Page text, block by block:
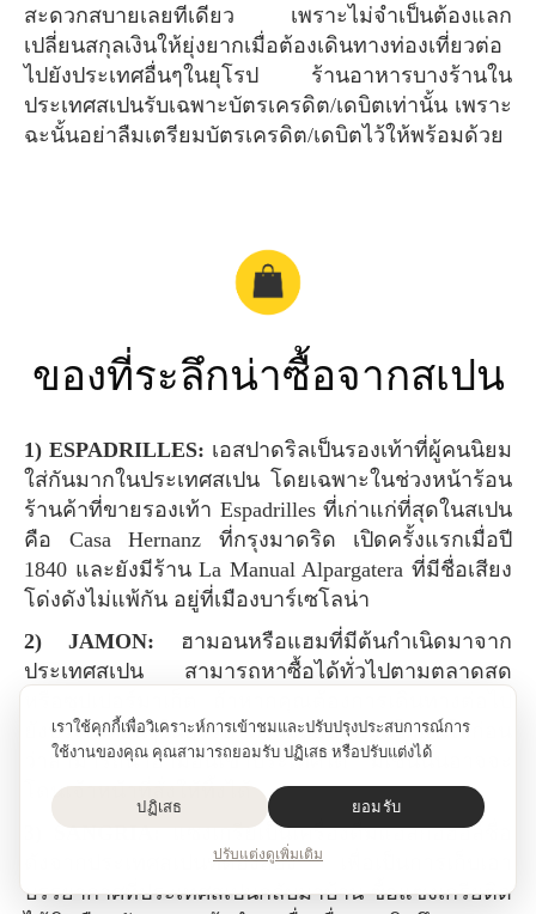
เราใช้คุกกี้เพื่อวิเคราะห์การเข้าชมและปรับปรุงประสบการณ์การ
ใช้งานของคุณ คุณสามารถยอมรับ ปฏิเสธ หรือปรับแต่งได้
ปฏิเสธ ยอมรับ
ปรับแต่งดูเพิ่มเติม
สะดวกสบายเลยทีเดียว เพราะไม่จำเป็นต้องแลก
เปลี่ยนสกุลเงินให้ยุ่งยากเมื่อต้องเดินทางท่องเที่ยวต่อ
ไปยังประเทศอื่นๆในยุโรป ร้านอาหารบางร้านใน
ประเทศสเปนรับเฉพาะบัตรเครดิต/เดบิตเท่านั้น เพราะ
ฉะนั้นอย่าลืมเตรียมบัตรเครดิต/เดบิตไว้ให้พร้อมด้วย
ของที่ระลึกน่าซื้อจากสเปน
1) ESPADRILLES: เอสปาดริลเป็นรองเท้าที่ผู้คนนิยม
ใส่กันมากในประเทศสเปน โดยเฉพาะในช่วงหน้าร้อน
ร้านค้าที่ขายรองเท้า Espadrilles ที่เก่าแก่ที่สุดในสเปน
คือ Casa Hernanz ที่กรุงมาดริด เปิดครั้งแรกเมื่อปี
1840 และยังมีร้าน La Manual Alpargatera ที่มีชื่อเสียง
โด่งดังไม่แพ้กัน อยู่ที่เมืองบาร์เซโลน่า
2) JAMON: ฮามอนหรือแฮมที่มีต้นกำเนิดมาจาก
ประเทศสเปน สามารถหาซื้อได้ทั่วไปตามตลาดสด
ยังประเทศอื่นๆในยุโรป ตรวจสอบข้อมูลให้แน่ใจก่อน
ว่าสามารถนำฮามอนเข้าประเทศได้ มิเช่นนั้นอาจจะ
โดนเจ้าหน้าที่สั่งให้ทิ้งได้
3) SANGRIA:แซงเกรียเป็นเครื่องดื่มแอลกอฮอล์ชื่อ
ดังจากประเทศสเปนที่ต้องลอง เพื่อเป็นการเก็บเอา
บรรยากาศที่ประเทศสเปนกลับมาบ้าน ซื้อแซงเกรียติด